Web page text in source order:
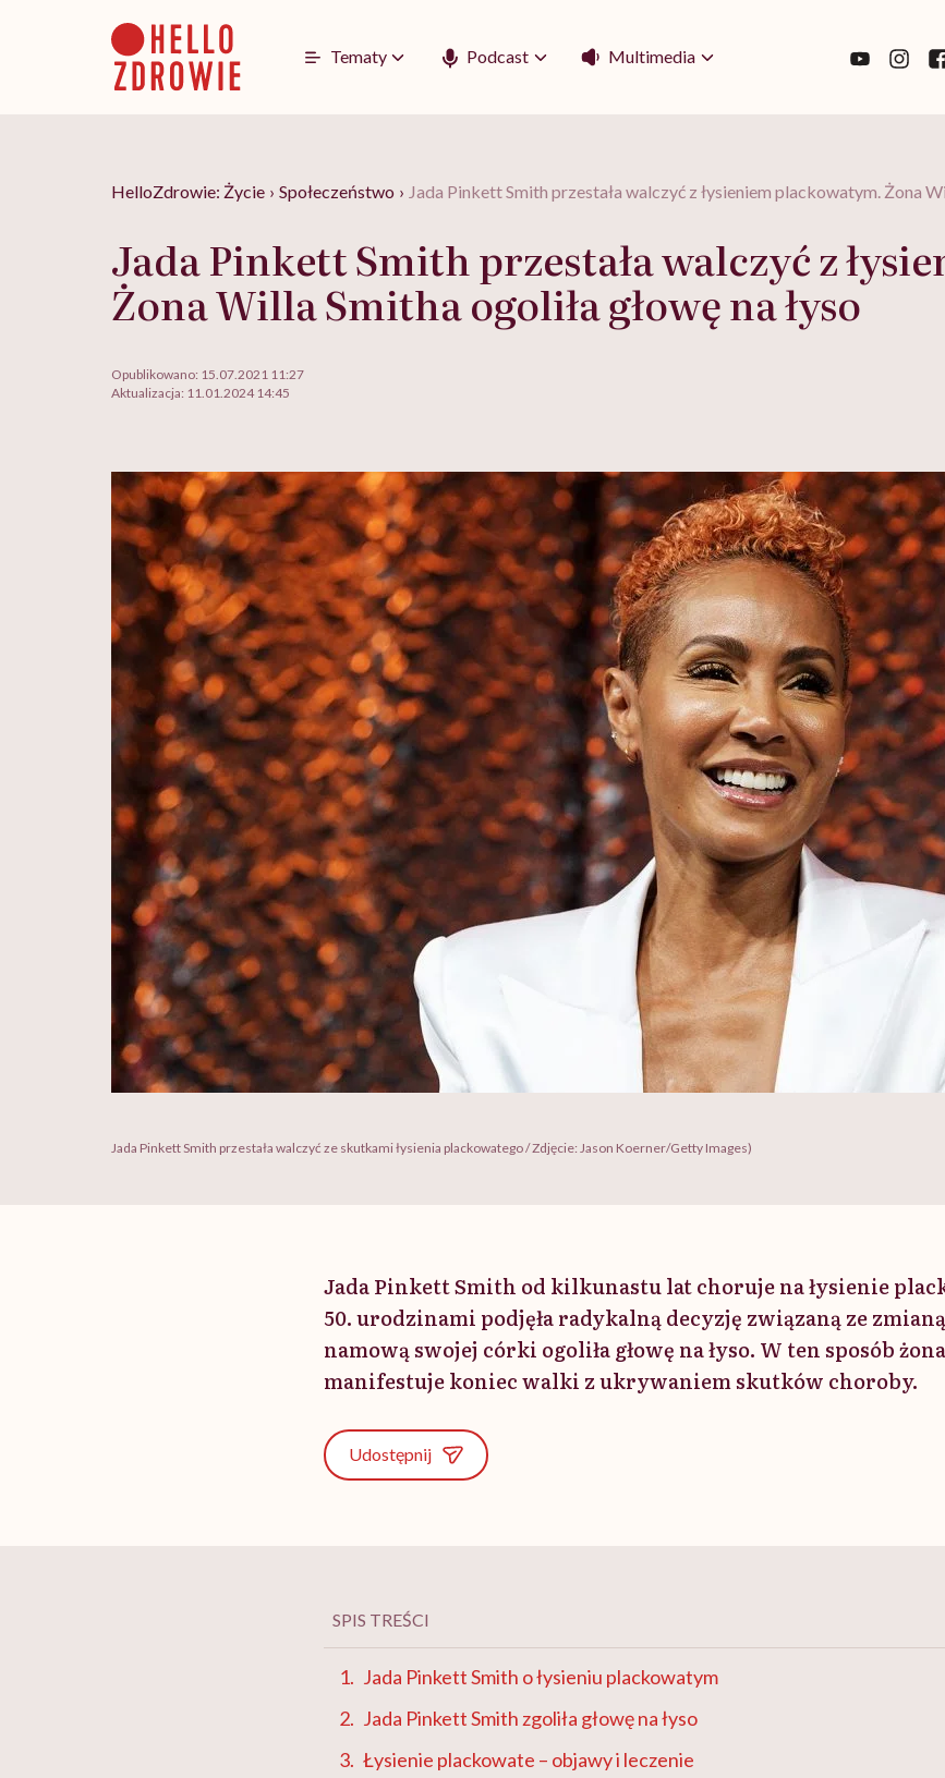
Tematy Podcast Multimedia
HelloZdrowie: Życie › Społeczeństwo › Jada Pinkett Smith przestała walczyć z łysieniem plackowatym. Żona
Jada Pinkett Smith przestała walczyć z
Żona Willa Smitha ogoliła głowę na łyso
Opublikowano: 15.07.2021 11:27
Aktualizacja: 11.01.2024 14:45
Jada Pinkett Smith przestała walczyć ze skutkami łysienia plackowatego / Zdjęcie: Jason Koerner/Getty Images)
Jada Pinkett Smith od kilkunastu lat choruje na łysienie
50. urodzinami podjęła radykalną decyzję związaną ze
namową swojej córki ogoliła głowę na łyso. W ten sposób
manifestuje koniec walki z ukrywaniem skutków choroby.
Udostępnij
SPIS TREŚCI
Jada Pinkett Smith o łysieniu plackowatym
Jada Pinkett Smith zgoliła głowę na łyso
Łysienie plackowate – objawy i leczenie